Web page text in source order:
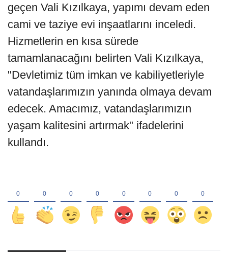
geçen Vali Kızılkaya, yapımı devam eden
cami ve taziye evi inşaatlarını inceledi.
Hizmetlerin en kısa sürede
tamamlanacağını belirten Vali Kızılkaya,
"Devletimiz tüm imkan ve kabiliyetleriyle
vatandaşlarımızın yanında olmaya devam
edecek. Amacımız, vatandaşlarımızın
yaşam kalitesini artırmak" ifadelerini
kullandı.